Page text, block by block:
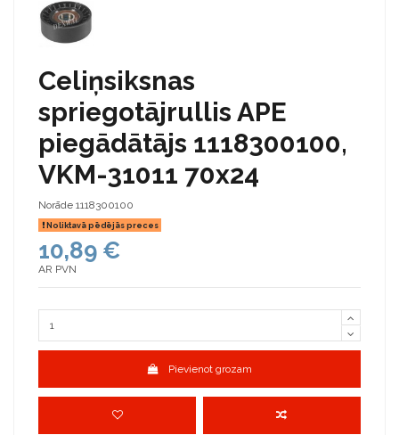
Celiņsiksnas
spriegotājrullis APE
piegādātājs 1118300100,
VKM-31011 70x24
Norāde 1118300100
Noliktavā pēdējās preces
10,89 €
AR PVN
Pievienot grozam